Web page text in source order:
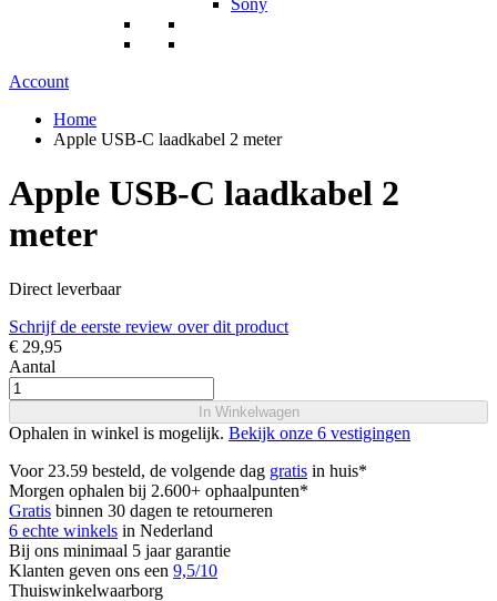
Sony
Account
Home
Apple USB-C laadkabel 2 meter
Apple USB-C laadkabel 2
meter
Direct leverbaar
Schrijf de eerste review over dit product
€ 29,95
Aantal
In Winkelwagen
Ophalen in winkel is mogelijk. Bekijk onze 6 vestigingen
Voor 23.59 besteld, de volgende dag gratis in huis*
Morgen ophalen bij 2.600+ ophaalpunten*
Gratis binnen 30 dagen te retourneren
6 echte winkels in Nederland
Bij ons minimaal 5 jaar garantie
Klanten geven ons een 9,5/10
Thuiswinkelwaarborg